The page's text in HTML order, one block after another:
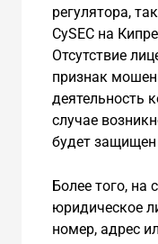
регулятора,
CySEC на
Отсутствие
признак
деятельность
случае
будет
Более того, на
юридическое
номер, адрес